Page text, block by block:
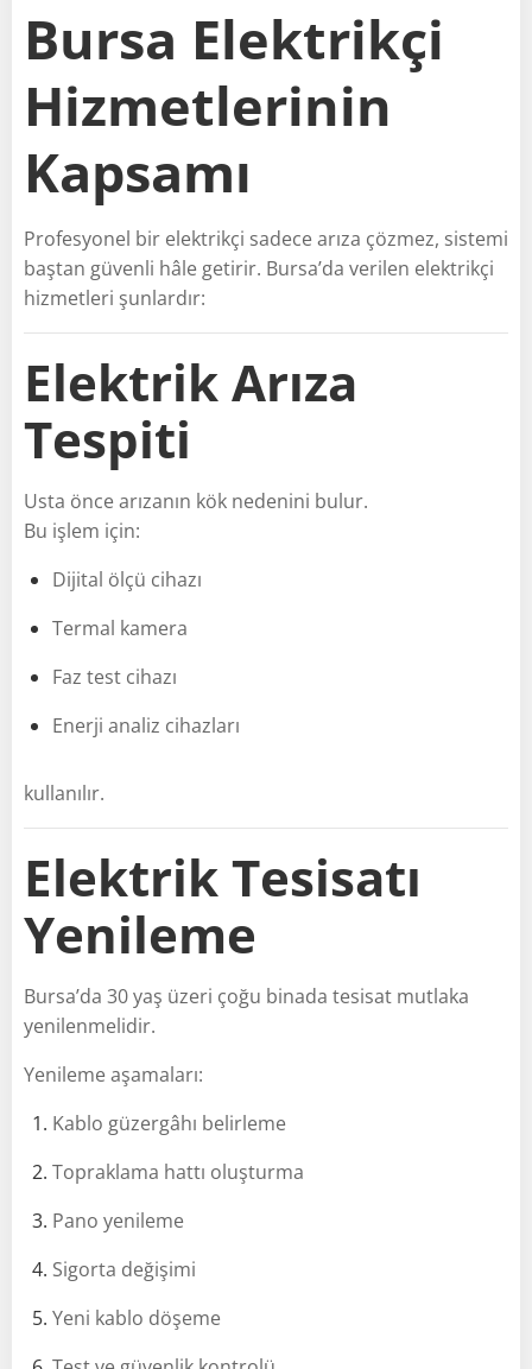
Bursa Elektrikçi
Hizmetlerinin
Kapsamı
Profesyonel bir elektrikçi sadece arıza çözmez, sistemi
baştan güvenli hâle getirir. Bursa’da verilen elektrikçi
hizmetleri şunlardır:
Elektrik Arıza
Tespiti
Usta önce arızanın kök nedenini bulur.
Bu işlem için:
Dijital ölçü cihazı
Termal kamera
Faz test cihazı
Enerji analiz cihazları
kullanılır.
Elektrik Tesisatı
Yenileme
Bursa’da 30 yaş üzeri çoğu binada tesisat mutlaka
yenilenmelidir.
Yenileme aşamaları:
Kablo güzergâhı belirleme
Topraklama hattı oluşturma
Pano yenileme
Sigorta değişimi
Yeni kablo döşeme